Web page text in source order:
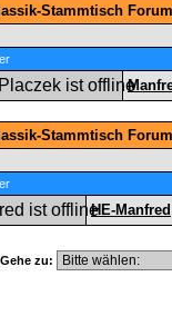
Stammtisch
Stammtisch
HE-Manfred
Gehe zu: